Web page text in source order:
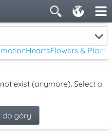
HeartsFlowers & Plants
exist (anymore). Select a
do góry